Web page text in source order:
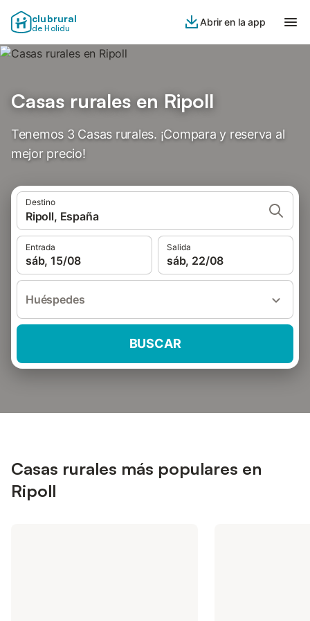
clubrural
de Holidu
Abrir en la app
Casas rurales en Ripoll
Tenemos 3 Casas rurales. ¡Compara y reserva al
mejor precio!
Destino
Ripoll, España
Entrada
sáb, 15/08
Salida
sáb, 22/08
Huéspedes
BUSCAR
Casas rurales más populares en
Ripoll